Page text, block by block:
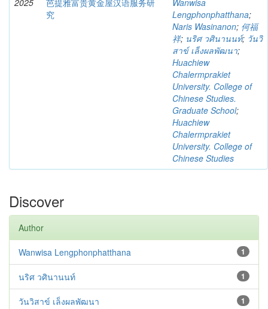
2025
芭提雅富贵黄金屋汉语服务研
究
Wanwisa
Lengphonphatthana;
Naris Wasinanon; 何福
祥; นริศ วศินานนท์; วันวิ
สาข์ เล็งผลพัฒนา;
Huachiew
Chalermprakiet
University. College of
Chinese Studies.
Graduate School;
Huachiew
Chalermprakiet
University. College of
Chinese Studies
Discover
Author
1
Wanwisa Lengphonphatthana
1
นริศ วศินานนท์
1
วันวิสาข์ เล็งผลพัฒนา